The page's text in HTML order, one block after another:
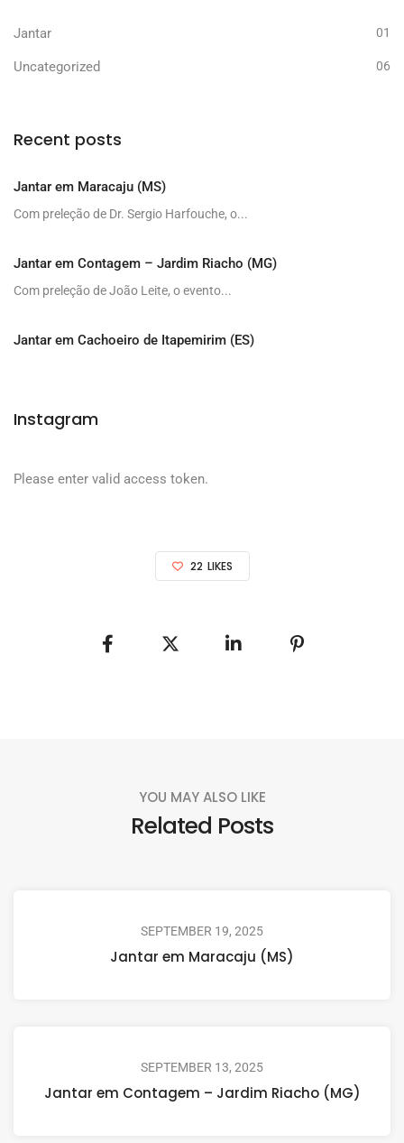
Jantar 01
Uncategorized 06
Recent posts
Jantar em Maracaju (MS)
Com preleção de Dr. Sergio Harfouche, o...
Jantar em Contagem – Jardim Riacho (MG)
Com preleção de João Leite, o evento...
Jantar em Cachoeiro de Itapemirim (ES)
Instagram
Please enter valid access token.
22 LIKES
YOU MAY ALSO LIKE
Related Posts
SEPTEMBER 19, 2025
Jantar em Maracaju (MS)
SEPTEMBER 13, 2025
Jantar em Contagem – Jardim Riacho (MG)